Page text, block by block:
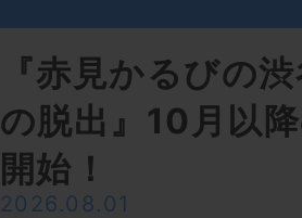
『赤見かるびの
の脱出』10月以
開始！
2026.08.01